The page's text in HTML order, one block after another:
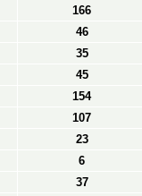
166
46
35
45
154
107
23
6
37